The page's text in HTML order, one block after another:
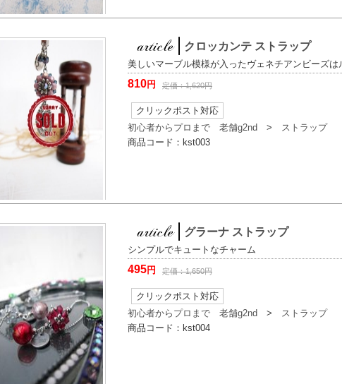
クロッカンテ ストラップ
美しいマーブル模様が入ったヴェネチアンビーズは
810円 定価：1,620円
クリックポスト対応
初心者からプロまで 老舗g2nd > ストラップ
商品コード： kst003
グラーナ ストラップ
シンプルでキュートなチャーム
495円 定価：1,650円
クリックポスト対応
初心者からプロまで 老舗g2nd > ストラップ
商品コード： kst004